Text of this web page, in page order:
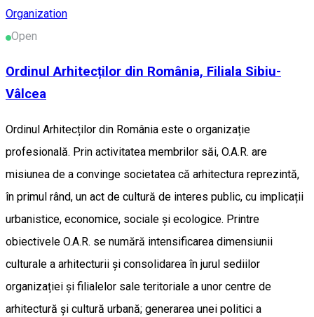
Organization
Open
Ordinul Arhitecților din România, Filiala Sibiu-
Vâlcea
Ordinul Arhitecților din România este o organizație
profesională. Prin activitatea membrilor săi, O.A.R. are
misiunea de a convinge societatea că arhitectura reprezintă,
în primul rând, un act de cultură de interes public, cu implicații
urbanistice, economice, sociale și ecologice. Printre
obiectivele O.A.R. se numără intensificarea dimensiunii
culturale a arhitecturii și consolidarea în jurul sediilor
organizației și filialelor sale teritoriale a unor centre de
arhitectură și cultură urbană; generarea unei politici a